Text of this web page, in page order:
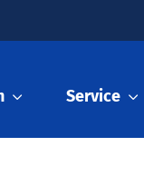
Service